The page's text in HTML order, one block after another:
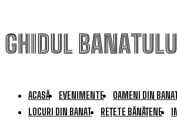
GHIDUL BANATULUI
ACASĂ EVENIMENTE
OAMENI DIN
LOCURI DIN BANAT
REȚETE BĂNĂȚENE